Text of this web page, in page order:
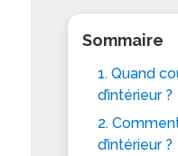
Sommaire
1. Quand
d’intérieur ?
2.
d’intérieur ?